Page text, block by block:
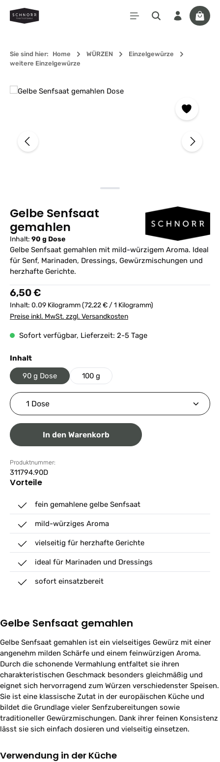
Zum Hauptinhalt springen
Sie sind hier: Home WÜRZEN
Einzelgewürze
weitere Einzelgewürze
Bildergalerie überspringen
Gelbe Senfsaat
gemahlen
Inhalt: 90 g Dose
Gelbe Senfsaat gemahlen mit mild-würzigem Aroma. Ideal
für Senf, Marinaden, Dressings, Gewürzmischungen und
herzhafte Gerichte.
Regulärer Preis:
6,50 €
Inhalt: 0.09 Kilogramm(72,22 € / 1 Kilogramm)
Preise inkl. MwSt. zzgl. Versandkosten
Sofort verfügbar, Lieferzeit: 2-5 Tage
Inhaltauswählen
90 g Dose 100 g
Produkt Anzahl: Gib den gewünschten Wert ein
In den Warenkorb
Produktnummer:
311794.90D
Vorteile
fein gemahlene gelbe Senfsaat
mild-würziges Aroma
vielseitig für herzhafte Gerichte
ideal für Marinaden und Dressings
sofort einsatzbereit
Gelbe Senfsaat gemahlen
Gelbe Senfsaat gemahlen ist ein vielseitiges Gewürz mit einer
angenehm milden Schärfe und einem feinwürzigen Aroma.
Durch die schonende Vermahlung entfaltet sie ihren
charakteristischen Geschmack besonders gleichmäßig und
eignet sich hervorragend zum Würzen verschiedenster Speisen.
Sie ist eine klassische Zutat in der europäischen Küche und
bildet die Grundlage vieler Senfzubereitungen sowie
traditioneller Gewürzmischungen. Dank ihrer feinen Konsistenz
lässt sie sich einfach dosieren und vielseitig einsetzen.
Verwendung in der Küche